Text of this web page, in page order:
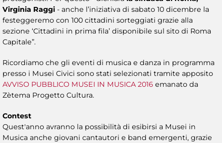
Virginia Raggi - anche l’iniziativa di sabato 10 dicembre la
festeggeremo con 100 cittadini sorteggiati grazie alla
sezione ‘Cittadini in prima fila’ disponibile sul sito di Roma
Capitale”.
Ricordiamo che gli eventi di musica e danza in programma
presso i Musei Civici sono stati selezionati tramite apposito
AVVISO PUBBLICO MUSEI IN MUSICA 2016 emanato da
Zètema Progetto Cultura.
Contest
Quest'anno avranno la possibilità di esibirsi a Musei in
Musica anche giovani cantautori e band emergenti, grazie